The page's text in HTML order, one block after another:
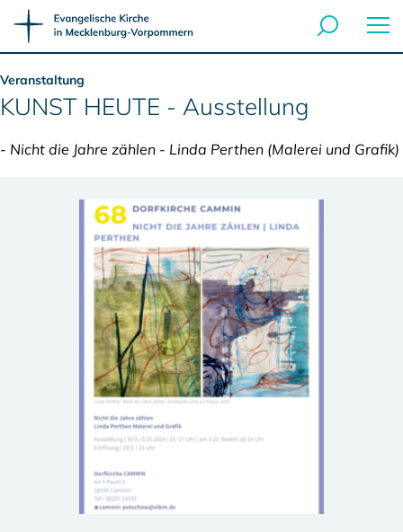
Veranstaltung
KUNST HEUTE - Ausstellung
- Nicht die Jahre zählen - Linda Perthen (Malerei und Grafik)